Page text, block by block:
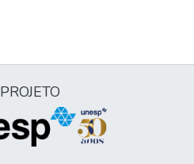
PROJETO